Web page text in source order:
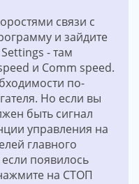
связи с
и зайдите
- там
и Comm speed.
по-
Но если вы
быть сигнал
управления на
главного
появилось
на СТОП